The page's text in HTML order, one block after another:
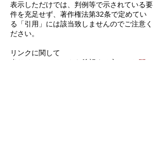
表示しただけでは、判例等で示されている要
件を充足せず、著作権法第32条で定めてい
る「引用」には該当致しませんのでご注意く
ださい。
リンクに関して
当サイトへのリンクを希望する方は、
お問い